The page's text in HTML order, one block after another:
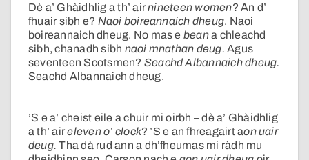
Dè a’ Ghàidhlig a th’ airnineteen women? An d’
fhuair sibh e? Naoi boireannaich dheug. Naoi
boireannaich dheug. No mas e beana chleachd
sibh, chanadh sibh naoi mnathan deug. Agus
seventeen Scotsmen? Seachd Albannaich dheug.
Seachd Albannaich dheug.
’S e a’ cheist eile a chuir mi oirbh – dè a’ Ghàidhlig
a th’ aireleven o’ clock? ’S e an fhreagairt aon uair
deug. Tha dà rud ann a dh’fheumas mi ràdh mu